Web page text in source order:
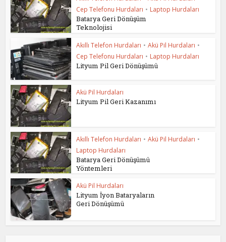
Cep Telefonu Hurdaları • Laptop Hurdaları
Batarya Geri Dönüşüm
Teknolojisi
Akıllı Telefon Hurdaları • Akü Pil Hurdaları •
Cep Telefonu Hurdaları • Laptop Hurdaları
Lityum Pil Geri Dönüşümü
Akü Pil Hurdaları
Lityum Pil Geri Kazanımı
Akıllı Telefon Hurdaları • Akü Pil Hurdaları •
Laptop Hurdaları
Batarya Geri Dönüşümü
Yöntemleri
Akü Pil Hurdaları
Lityum İyon Bataryaların
Geri Dönüşümü